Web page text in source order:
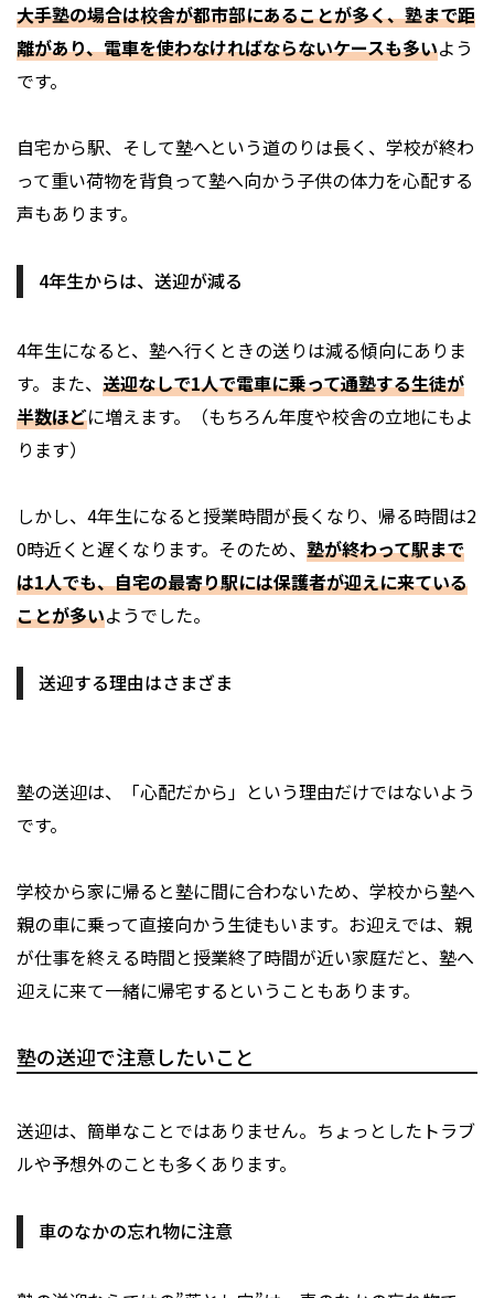
大手塾の場合は校舎が都市部にあることが多く、塾まで距
離があり、電車を使わなければならないケースも多いよう
です。
自宅から駅、そして塾へという道のりは長く、学校が終わ
って重い荷物を背負って塾へ向かう子供の体力を心配する
声もあります。
4年生からは、送迎が減る
4年生になると、塾へ行くときの送りは減る傾向にありま
す。また、 送迎なしで1人で電車に乗って通塾する生徒が
半数ほどに増えます。（もちろん年度や校舎の立地にもよ
ります）
しかし、4年生になると授業時間が長くなり、帰る時間は2
0時近くと遅くなります。そのため、 塾が終わって駅まで
は1人でも、自宅の最寄り駅には保護者が迎えに来ている
ことが多いようでした。
送迎する理由はさまざま
塾の送迎は、「心配だから」という理由だけではないよう
です。
学校から家に帰ると塾に間に合わないため、学校から塾へ
親の車に乗って直接向かう生徒もいます。お迎えでは、親
が仕事を終える時間と授業終了時間が近い家庭だと、塾へ
迎えに来て一緒に帰宅するということもあります。
塾の送迎で注意したいこと
送迎は、簡単なことではありません。ちょっとしたトラブ
ルや予想外のことも多くあります。
車のなかの忘れ物に注意